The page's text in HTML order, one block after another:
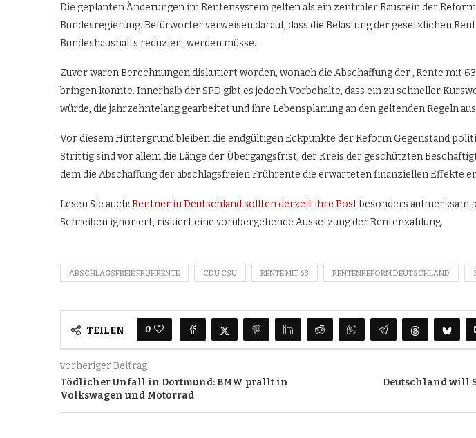
Die geplanten Änderungen im Rentensystem gelten als ein zentraler Baustein der
Bundesregierung. Befürworter verweisen darauf, dass die Belastung der gesetzlichen
Bundeshaushalts reduziert werden müsse.
Zuvor waren Berechnungen diskutiert worden, wonach die Abschaffung der „Rente mit
bringen könnte. Innerhalb der SPD gibt es jedoch Vorbehalte, dass ein zu schneller
würde, die jahrzehntelang gearbeitet und ihre Lebensplanung an den geltenden Regeln
Vor diesem Hintergrund bleiben die endgültigen Eckpunkte der Reform Gegenstand
Strittig sind vor allem die Länge der Übergangsfrist, der Kreis der geschützten
dem die Abschaffung der abschlagsfreien Frührente die erwarteten finanziellen Effekte
Lesen Sie auch: Rentner in Deutschland sollten derzeit ihre Postbesonders aufmerksam
Schreiben ignoriert, riskiert eine vorübergehende Aussetzung der Rentenzahlung.
ABSCHLAGSFREIE FRÜHRENTE CDU CSU RENTE MIT 63 RENTENREFORM DEUTSCHLAND
TEILEN 0
vorheriger Beitrag
Tödlicher Unfall in Dortmund: BMW prallt in
Volkswagen und Motorrad
Deutschland will